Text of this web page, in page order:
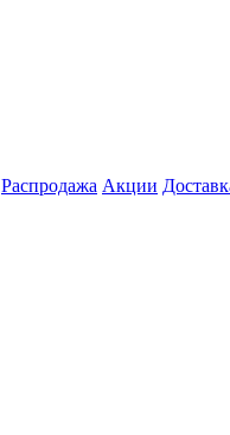
Распродажа Акции